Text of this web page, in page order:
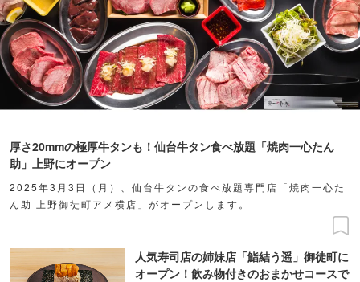
厚さ20mmの極厚牛タンも！仙台牛タン食べ放題「焼肉一心たん
助」上野にオープン
2025年3月3日（月）、仙台牛タンの食べ放題専門店「焼肉一心た
ん助 上野御徒町アメ横店」がオープンします。
人気寿司店の姉妹店「鮨結う遥」御徒町に
オープン！飲み物付きのおまかせコースで